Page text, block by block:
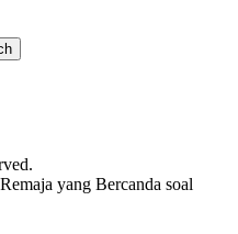
yang Bercanda soal